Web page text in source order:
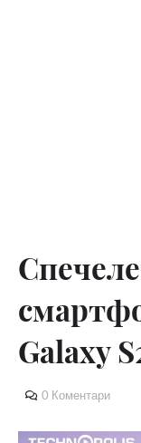
Galaxy
0 Коментари